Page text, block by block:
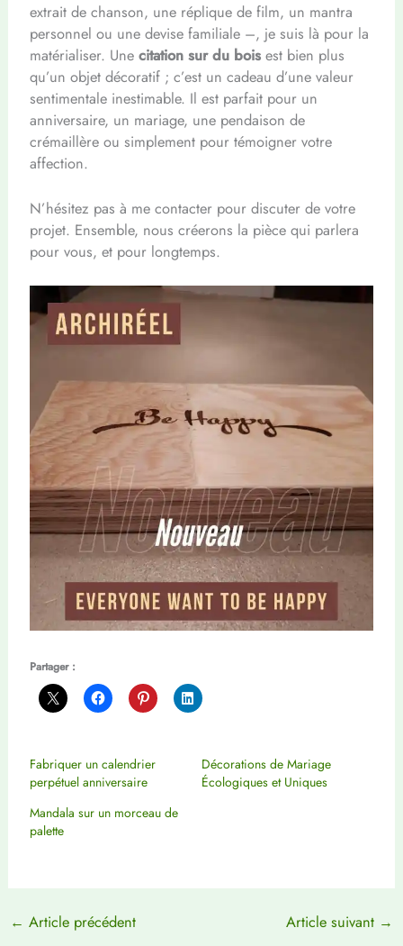
extrait de chanson, une réplique de film, un mantra
personnel ou une devise familiale –, je suis là pour la
matérialiser. Une citation sur du boisest bien plus
qu’un objet décoratif ; c’est un cadeau d’une valeur
sentimentale inestimable. Il est parfait pour un
anniversaire, un mariage, une pendaison de
crémaillère ou simplement pour témoigner votre
affection.
N’hésitez pas à me contacter pour discuter de votre
projet. Ensemble, nous créerons la pièce qui parlera
pour vous, et pour longtemps.
Partager :
Fabriquer un calendrier
perpétuel anniversaire
Décorations de Mariage
Écologiques et Uniques
Mandala sur un morceau de
palette
← Article précédent Article suivant →